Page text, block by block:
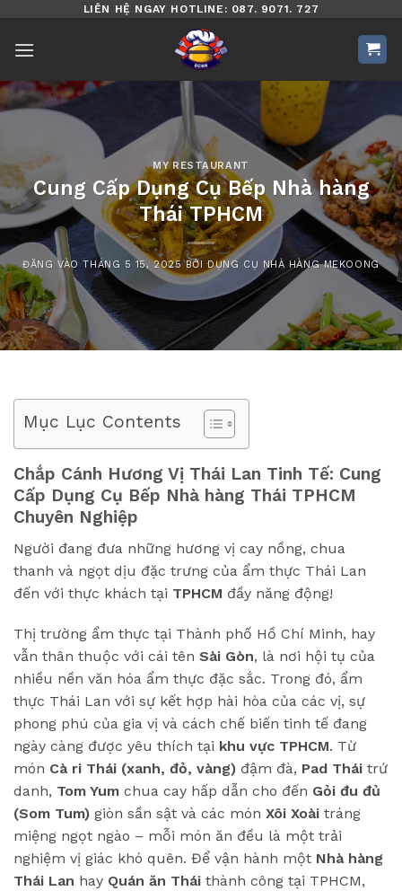
nội
dung
LIÊN HỆ NGAY HOTLINE: 087. 9071. 727
MY RESTAURANT
Cung Cấp Dụng Cụ Bếp Nhà hàng
Thái TPHCM
ĐĂNG VÀOTHÁNG 5 15, 2025 BỞIDỤNG CỤ NHÀ HÀNG MEKOONG
Mục Lục Contents
Chắp Cánh Hương Vị Thái Lan Tinh Tế: Cung
Cấp Dụng Cụ Bếp Nhà hàng Thái TPHCM
Chuyên Nghiệp
Người đang đưa những hương vị cay nồng, chua
thanh và ngọt dịu đặc trưng của ẩm thực Thái Lan
đến với thực khách tại TPHCM đầy năng động!
Thị trường ẩm thực tại Thành phố Hồ Chí Minh, hay
vẫn thân thuộc với cái tên Sài Gòn, là nơi hội tụ của
nhiều nền văn hóa ẩm thực đặc sắc. Trong đó, ẩm
thực Thái Lan với sự kết hợp hài hòa của các vị, sự
phong phú của gia vị và cách chế biến tinh tế đang
ngày càng được yêu thích tại khu vực TPHCM. Từ
món Cà ri Thái (xanh, đỏ, vàng) đậm đà, Pad Thái trứ
danh, Tom Yum chua cay hấp dẫn cho đến Gỏi đu đủ
(Som Tum) giòn sần sật và các món Xôi Xoài tráng
miệng ngọt ngào – mỗi món ăn đều là một trải
nghiệm vị giác khó quên. Để vận hành một Nhà hàng
Thái Lan hay Quán ăn Thái thành công tại TPHCM,